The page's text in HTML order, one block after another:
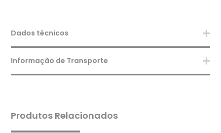
Dados técnicos
Informação de Transporte
Produtos Relacionados